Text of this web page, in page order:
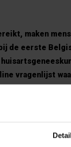
maken
de eerste
vragenlijst
ingeschat.